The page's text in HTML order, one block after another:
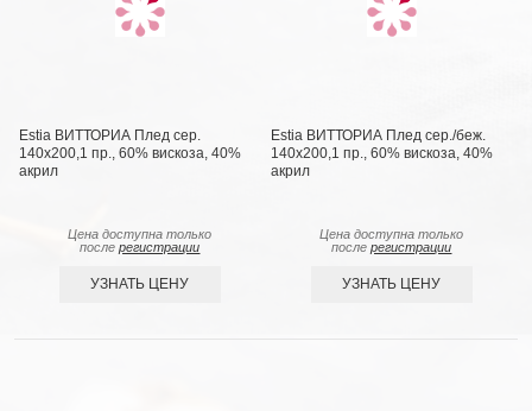
Estia ВИТТОРИА Плед сер.
140х200,1 пр., 60% вискоза, 40%
акрил
Цена доступна только
послерегистрации
УЗНАТЬ ЦЕНУ
Estia ВИТТОРИА Плед сер./беж.
140х200,1 пр., 60% вискоза, 40%
акрил
Цена доступна только
послерегистрации
УЗНАТЬ ЦЕНУ